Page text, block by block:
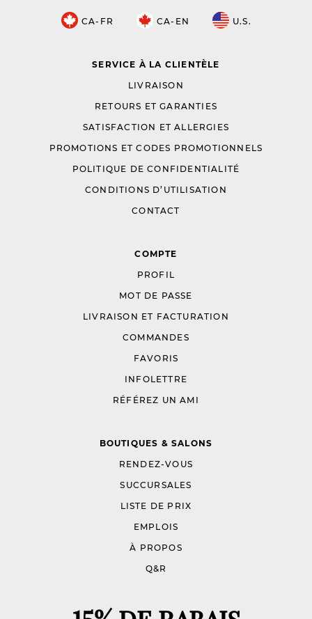
CA-FR CA-EN U.S.
SERVICE À LA CLIENTÈLE
LIVRAISON
RETOURS ET GARANTIES
SATISFACTION ET ALLERGIES
PROMOTIONS ET CODES PROMOTIONNELS
POLITIQUE DE CONFIDENTIALITÉ
CONDITIONS D’UTILISATION
CONTACT
COMPTE
PROFIL
MOT DE PASSE
LIVRAISON ET FACTURATION
COMMANDES
FAVORIS
INFOLETTRE
RÉFÉREZ UN AMI
BOUTIQUES & SALONS
RENDEZ-VOUS
SUCCURSALES
LISTE DE PRIX
EMPLOIS
À PROPOS
Q&R